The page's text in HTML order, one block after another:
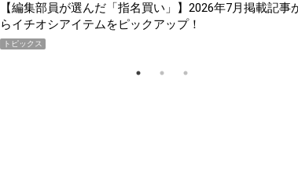
【編集部員が選んだ「指名買い」】2026年7月掲載記事か
らイチオシアイテムをピックアップ！
トピックス